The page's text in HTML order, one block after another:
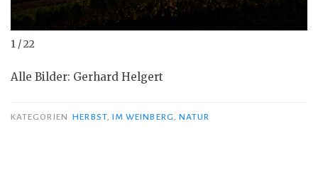
1 / 22
Alle Bilder: Gerhard Helgert
KATEGORIEN HERBST, IM WEINBERG, NATUR